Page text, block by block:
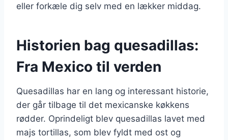
eller forkæle dig selv med en lækker middag.
Historien bag quesadillas:
Fra Mexico til verden
Quesadillas har en lang og interessant historie,
der går tilbage til det mexicanske køkkens
rødder. Oprindeligt blev quesadillas lavet med
majs tortillas, som blev fyldt med ost og